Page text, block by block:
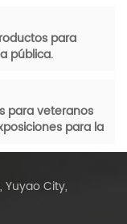
para
pública.
para veteranos
para la
Yuyao City,